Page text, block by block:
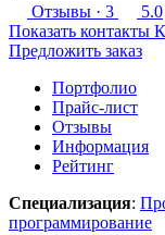
Отзывы · 3
5.0
Показать контакты
Предложить заказ
Портфолио
Прайс-лист
Отзывы
Информация
Рейтинг
Специализация:
программирование